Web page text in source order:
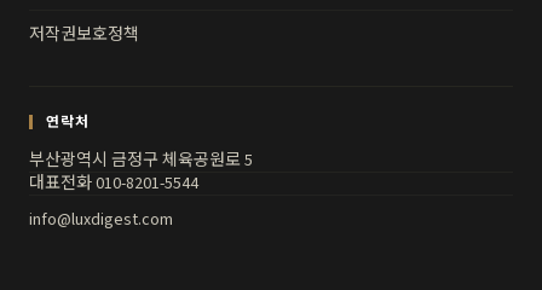
저작권보호정책
연락처
부산광역시 금정구 체육공원로 5
대표전화 010-8201-5544
info@luxdigest.com